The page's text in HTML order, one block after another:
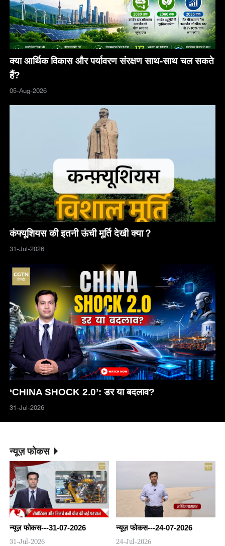
क्या आर्थिक विकास और पर्यावरण संरक्षण साथ-साथ चल सकते
हैं?
05-Aug-2026
कंफ्यूशियस की इतनी ऊंची मूर्ति देखी क्या？
31-Jul-2026
‘CHINA SHOCK 2.0’: डर या बदलाव?
31-Jul-2026
न्यूज़ फोकस
न्यूज़ फोकस---31-07-2026
31-Jul-2026
न्यूज़ फोकस---24-07-2026
24-Jul-2026